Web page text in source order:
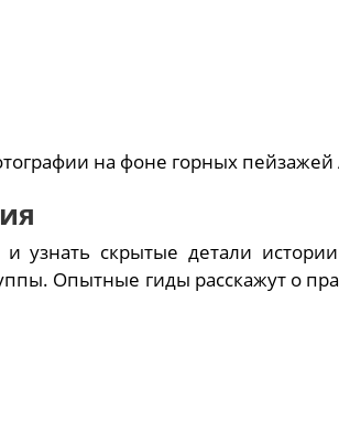
на фоне горных пейзажей
скрытые детали истории
Опытные гиды расскажут о